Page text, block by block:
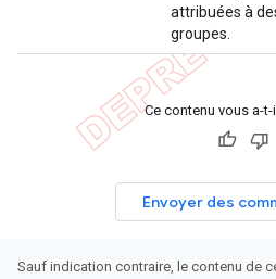
attribuées à
groupes.
Ce contenu vous a-t-
Envoyer des
Sauf indication contraire, le contenu de